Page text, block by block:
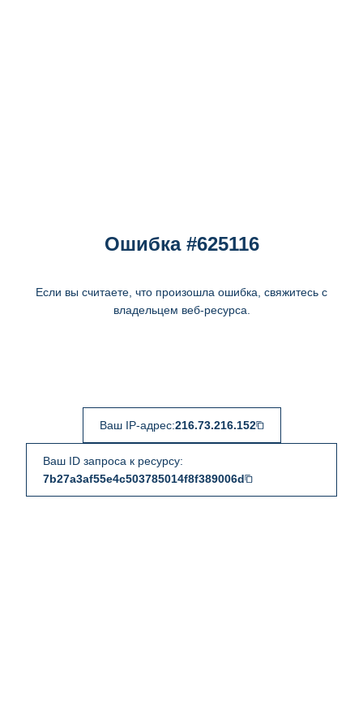
Ошибка #625116
Если вы считаете, что произошла ошибка, свяжитесь с
владельцем веб-ресурса.
Ваш IP-адрес:216.73.216.152
Ваш ID запроса к ресурсу:
7b27a3af55e4c503785014f8f389006d